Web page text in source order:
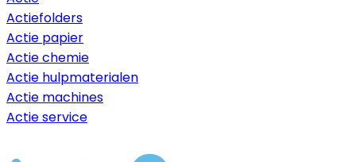
Actiefolders
Actie papier
Actie chemie
Actie hulpmaterialen
Actie machines
Actie service